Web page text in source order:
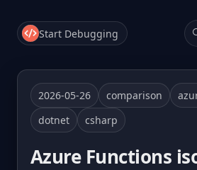
Start Debugging
2026-05-26 comparison
dotnet
csharp
Azure Functions